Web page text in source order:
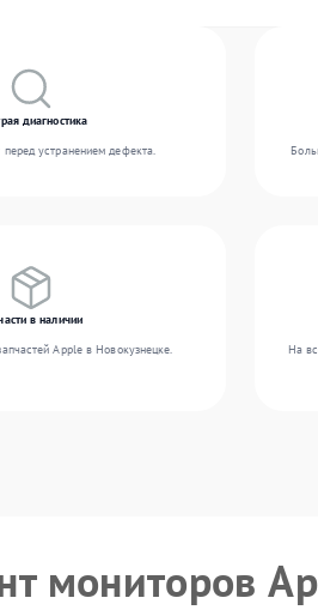
диагностика
устранением дефекта.
в наличии
Apple в Новокузнецке.
На
мониторов